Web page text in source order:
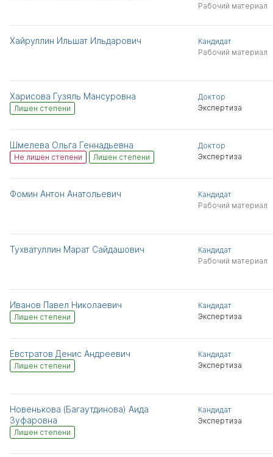
Рабочий материал
Хайруллин Ильшат Ильдарович
Кандидат
Рабочий материал
Харисова Гузяль Мансуровна
Лишен степени
Доктор
Экспертиза
Шмелева Ольга Геннадьевна
Не лишен степени Лишен степени
Доктор
Экспертиза
Фомин Антон Анатольевич
Кандидат
Рабочий материал
Тухватуллин Марат Сайдашович
Кандидат
Рабочий материал
Иванов Павел Николаевич
Лишен степени
Кандидат
Экспертиза
Евстратов Денис Андреевич
Лишен степени
Кандидат
Экспертиза
Новенькова (Багаутдинова) Аида
Зуфаровна
Лишен степени
Кандидат
Экспертиза